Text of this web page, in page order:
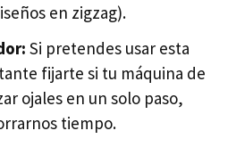
en zigzag).
Si pretendes usar esta
fijarte si tu máquina de
ojales en un solo paso,
tiempo.